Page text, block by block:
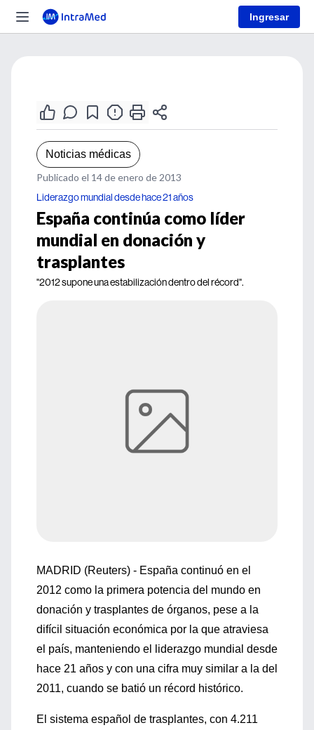
Ingresar
Noticias médicas
Publicado el 14 de enero de 2013
Liderazgo mundial desde hace 21 años
España continúa como líder
mundial en donación y
trasplantes
"2012 supone una estabilización dentro del récord".
MADRID (Reuters) - España continuó en el
2012 como la primera potencia del mundo en
donación y trasplantes de órganos, pese a la
difícil situación económica por la que atraviesa
el país, manteniendo el liderazgo mundial desde
hace 21 años y con una cifra muy similar a la del
2011, cuando se batió un récord histórico.
El sistema español de trasplantes, con 4.211